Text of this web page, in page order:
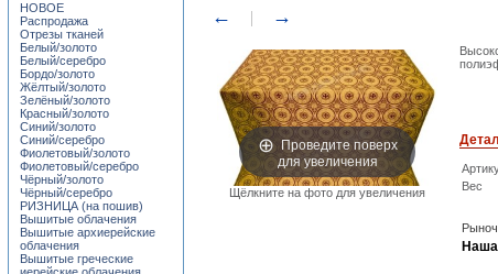
← →
Проведите поверх
для увеличения
Щёлкните на фото для увеличения
Вес
НОВОЕ
Распродажа
Отрезы тканей
Белый/золото
Белый/серебро
Бордо/золото
Жёлтый/золото
Зелёный/золото
Красный/золото
Синий/золото
Синий/серебро
Фиолетовый/золото
Фиолетовый/серебро
Чёрный/золото
Чёрный/серебро
РИЗНИЦА (на пошив)
Вышитые облачения
Вышитые архиерейские
облачения
Вышитые греческие